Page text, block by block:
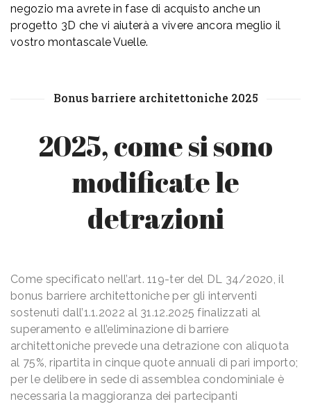
negozio ma avrete in fase di acquisto anche un
progetto 3D che vi aiuterà a vivere ancora meglio il
vostro montascale Vuelle.
Bonus barriere architettoniche 2025
2025, come si sono
modificate le
detrazioni
Come specificato nell’art. 119-ter del DL 34/2020, il
bonus barriere architettoniche per gli interventi
sostenuti dall’1.1.2022 al 31.12.2025 finalizzati al
superamento e all’eliminazione di barriere
architettoniche prevede una detrazione con aliquota
al 75%, ripartita in cinque quote annuali di pari importo;
per le delibere in sede di assemblea condominiale è
necessaria la maggioranza dei partecipanti